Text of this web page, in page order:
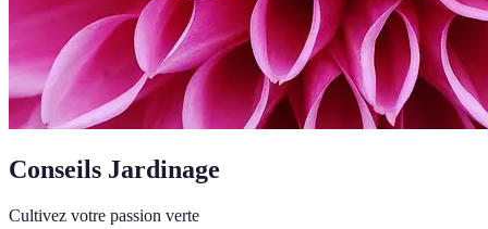
Conseils Jardinage
Cultivez votre passion verte